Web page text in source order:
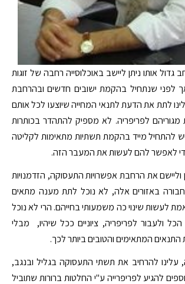
אותו ניתן ליישב באוכלוסייה רחבה של זוגות
לפני שנתחיל בהקמת ישובים חדשים ובהרחבת
לתת את הדעת לתנאי המחייה שיוצעו לכל אותם
לפריפריה. לא מספיק להתהדר בכותרות
להתחיל מייד בהקמת תשתיות מתאימות לקליטה
לאפשר להם לעשות את המעבר הזה.
את הרחבת אפשרויות התעסוקה, הזדמנויות
באזורים אלה, לא נוכל לתת מענה מתאים
לעשות שינוי כה משמעותי בחייהם. הרי לא נוכל
ולעבור לפריפריה, ציוניים ככל שיהיו, מבלי
המתאימים והטובים ביותר לכך.
להרחיב את תשתי התעסוקה בגליל ובנגב,
להגיע לפריפרייה ע"י החלטות ברורות שתוביל